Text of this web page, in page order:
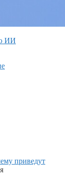
ИИ
приведут